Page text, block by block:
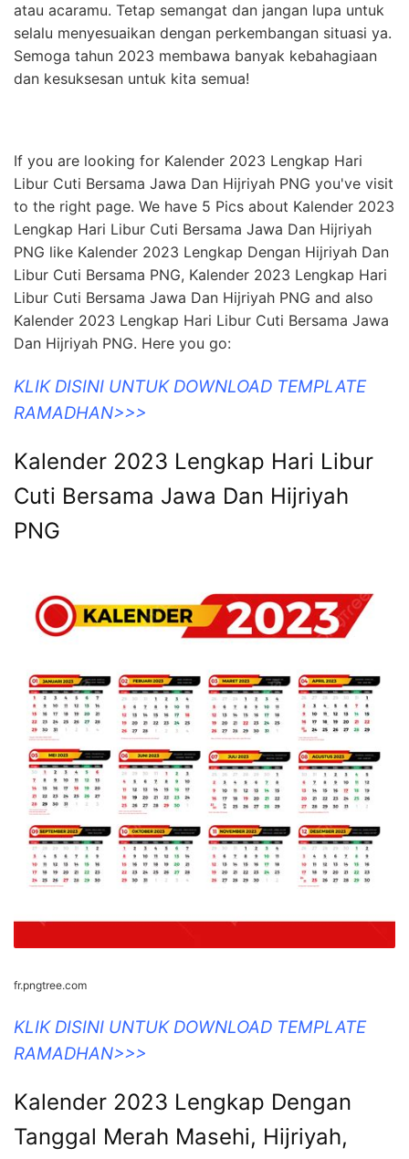
atau acaramu. Tetap semangat dan jangan lupa untuk
selalu menyesuaikan dengan perkembangan situasi ya.
Semoga tahun 2023 membawa banyak kebahagiaan
dan kesuksesan untuk kita semua!
If you are looking for Kalender 2023 Lengkap Hari
Libur Cuti Bersama Jawa Dan Hijriyah PNG you've visit
to the right page. We have 5 Pics about Kalender 2023
Lengkap Hari Libur Cuti Bersama Jawa Dan Hijriyah
PNG like Kalender 2023 Lengkap Dengan Hijriyah Dan
Libur Cuti Bersama PNG, Kalender 2023 Lengkap Hari
Libur Cuti Bersama Jawa Dan Hijriyah PNG and also
Kalender 2023 Lengkap Hari Libur Cuti Bersama Jawa
Dan Hijriyah PNG. Here you go:
KLIK DISINI UNTUK DOWNLOAD TEMPLATE
RAMADHAN>>>
Kalender 2023 Lengkap Hari Libur
Cuti Bersama Jawa Dan Hijriyah
PNG
fr.pngtree.com
KLIK DISINI UNTUK DOWNLOAD TEMPLATE
RAMADHAN>>>
Kalender 2023 Lengkap Dengan
Tanggal Merah Masehi, Hijriyah,